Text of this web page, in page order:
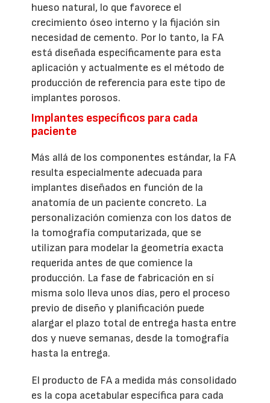
hueso natural, lo que favorece el
crecimiento óseo interno y la fijación sin
necesidad de cemento. Por lo tanto, la FA
está diseñada específicamente para esta
aplicación y actualmente es el método de
producción de referencia para este tipo de
implantes porosos.
Implantes específicos para cada
paciente
Más allá de los componentes estándar, la FA
resulta especialmente adecuada para
implantes diseñados en función de la
anatomía de un paciente concreto. La
personalización comienza con los datos de
la tomografía computarizada, que se
utilizan para modelar la geometría exacta
requerida antes de que comience la
producción. La fase de fabricación en sí
misma solo lleva unos días, pero el proceso
previo de diseño y planificación puede
alargar el plazo total de entrega hasta entre
dos y nueve semanas, desde la tomografía
hasta la entrega.
El producto de FA a medida más consolidado
es la copa acetabular específica para cada